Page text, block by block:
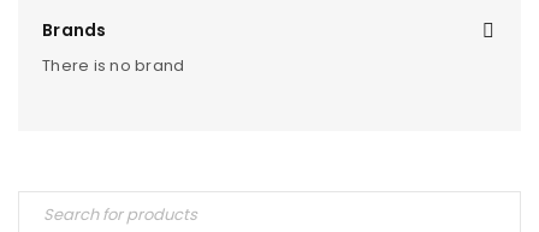
Brands
There is no brand